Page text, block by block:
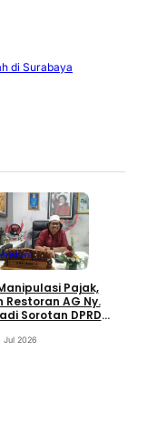
di Surabaya
Pajak,
Restoran AG Ny.
Sorotan DPRD
Jul 2026